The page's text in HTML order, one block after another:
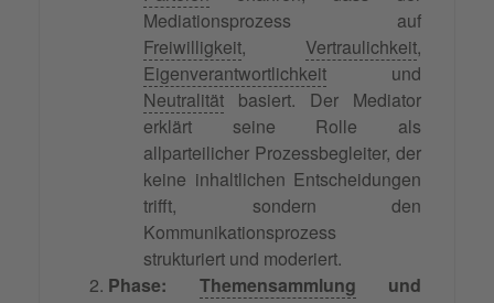
Mediationsprozess auf
Freiwilligkeit, Vertraulichkeit,
Eigenverantwortlichkeit und
Neutralität basiert. Der Mediator
erklärt seine Rolle als
allparteilicher Prozessbegleiter, der
keine inhaltlichen Entscheidungen
trifft, sondern den
Kommunikationsprozess
strukturiert und moderiert.
Phase: Themensammlung und